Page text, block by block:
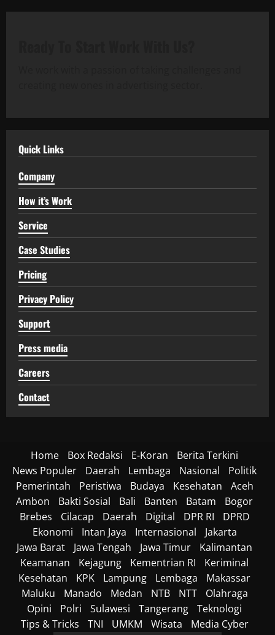
Quick Links
Company
How it’s Work
Service
Case Studies
Pricing
Privacy Policy
Support
Press media
Careers
Contact
Home Box Redaksi E-Koran
Berita Terkini
News Populer
Daerah Lembaga Nasional
Politik
Pemerintah
Peristiwa Budaya Kesehatan
Aceh
Ambon
Bakti Sosial Bali Banten Batam
Bogor
Brebes
Cilacap Daerah Digital DPR RI
DPRD
Ekonomi
Intan Jaya Internasional
Jakarta
Jawa Barat
Jawa Tengah Jawa Timur
Kalimantan
Keamanan
Kejagung Kementrian RI
Keriminal
Kesehatan
KPK Lampung Lembaga
Makassar
Maluku
Manado Medan NTB NTT
Olahraga
Opini
Polri Sulawesi Tangerang
Teknologi
Tips & Tricks
TNI UMKM Wisata Media Cyber